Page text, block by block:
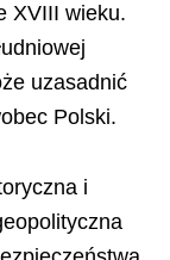
XVIII wieku.
uzasadnić
Polski.
i